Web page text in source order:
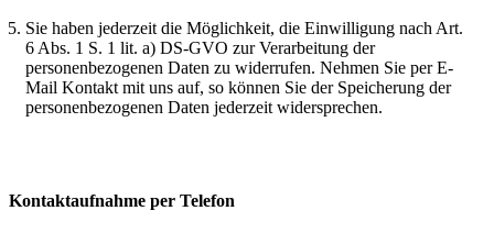
Sie haben jederzeit die Möglichkeit, die Einwilligung nach Art.
6 Abs. 1 S. 1 lit. a) DS-GVO zur Verarbeitung der
personenbezogenen Daten zu widerrufen. Nehmen Sie per E-
Mail Kontakt mit uns auf, so können Sie der Speicherung der
personenbezogenen Daten jederzeit widersprechen.
Kontaktaufnahme per Telefon